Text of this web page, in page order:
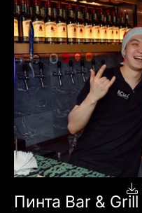
Пинта Bar & Grill